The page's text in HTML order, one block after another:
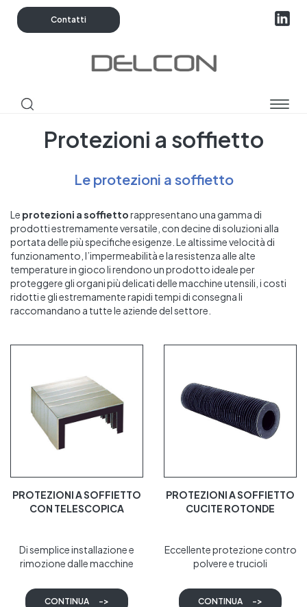
Contatti
Protezioni a soffietto
Le protezioni a soffietto
Le protezioni a soffiettorappresentano una gamma di
prodotti estremamente versatile, con decine di soluzioni alla
portata delle più specifiche esigenze. Le altissime velocità di
funzionamento, l’impermeabilità e la resistenza alle alte
temperature in gioco li rendono un prodotto ideale per
proteggere gli organi più delicati delle macchine utensili, i costi
ridotti e gli estremamente rapidi tempi di consegna li
raccomandano a tutte le aziende del settore.
PROTEZIONI A SOFFIETTO
CON TELESCOPICA
Di semplice installazione e
rimozione dalle macchine
CONTINUA ->
PROTEZIONI A SOFFIETTO
CUCITE ROTONDE
Eccellente protezione contro
polvere e trucioli
CONTINUA ->